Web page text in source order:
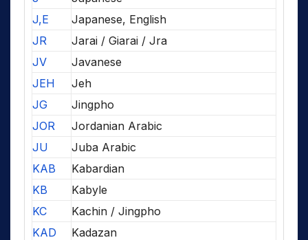
J,E
Japanese, English
JR
Jarai / Giarai / Jra
JV
Javanese
JEH
Jeh
JG
Jingpho
JOR
Jordanian Arabic
JU
Juba Arabic
KAB
Kabardian
KB
Kabyle
KC
Kachin / Jingpho
KAD
Kadazan